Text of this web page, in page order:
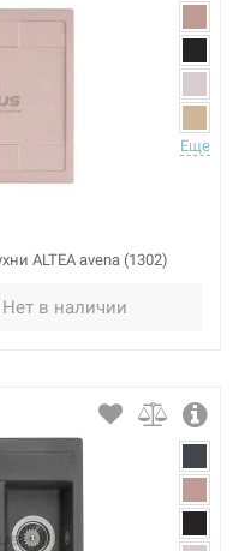
Еще
ALTEA avena (1302)
Нет в наличии